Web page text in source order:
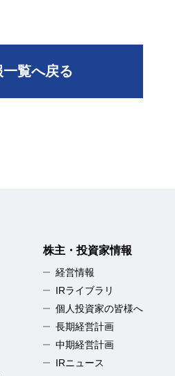
覧へ戻る
株主・投資家情報
経営情報
IRライブラリ
個人投資家の皆様へ
長期経営計画
中期経営計画
IRニュース